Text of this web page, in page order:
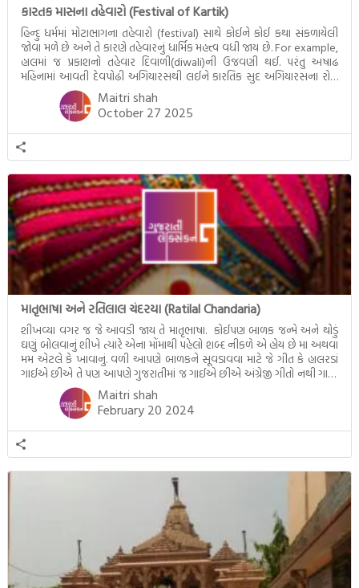
કારતક માસના તહેવારો (Festival of Kartik)
હિન્દુ ધર્મમાં મોટાભાગના તહેવારો (festival) સાથે કોઈને કોઈ કથા સંકળાયેલી
જોવા મળે છે અને તે કારણે તહેવારનું ધાર્મિક મહત્ત્વ વધી જાય છે. For example,
હાલમાં જ પ્રકાશનો તહેવાર દિવાળી(diwali)ની ઉજવણી થઈ. પરંતુ અષાઢ
મહિનામાં આવતી દેવપોઢી અગિયારસથી લઈને કારતિક સુદ અગિયારસના રોજ
આવતી દેવ ઊઠી અગિયારસ વચ્ચે મોટેભાગે યજ્ઞોપવીત સંસ્કાર, લગ્ન,
દીક્ષાગ્રહણ, યજ્ઞ, ગૃહપ્રવેશ જેવા […]
Maitri shah
October 27 2025
માતૃભાષા અને રતિલાલ ચંદરયા (Ratilal Chandaria)
શીખવ્યા વગર જ જે આવડી જાય તે માતૃભાષા. કોઈપણ બાળક જન્મે અને થોડું
ઘણું બોલવાનું શીખે ત્યારે એના મોંમાથી પહેલો શબ્દ નીકળે એ હોય છે મા અથવા
મમ એટલે કે ખાવાનું. વળી આપણે બાળકને સૂવડાવવા માટે જે ગીત કે હાલરડાં
ગાઈએ છીએ તે પણ આપણે ગુજરાતીમાં જ ગાઈએ છીએ અંગ્રેજી ગીતો નથી ગાતા.
આમ બાળકને […]
Maitri shah
February 20 2024